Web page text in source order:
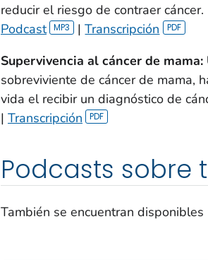
reducir el riesgo de contraer cáncer.
Podcast
|Transcripción
Supervivencia al cáncer de
sobreviviente de cáncer de mama,
vida el recibir un diagnóstico de
| Transcripción
Podcasts sobre
También se encuentran disponibles